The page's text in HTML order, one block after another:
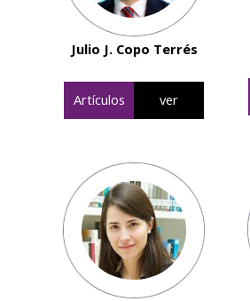
Julio J. Copo Terrés
Artículos ver